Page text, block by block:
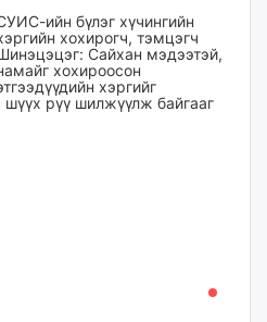
ийн бүлэг хүчингийн
хохирогч, тэмцэгч
Сайхан мэдээтэй,
хохироосон
хэргийг
шүүх рүү шилжүүлж байгааг